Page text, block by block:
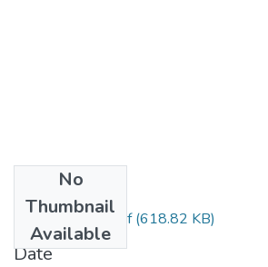
No
Thumbnail
Available
164_monograf.pdf(618.82 KB)
Date